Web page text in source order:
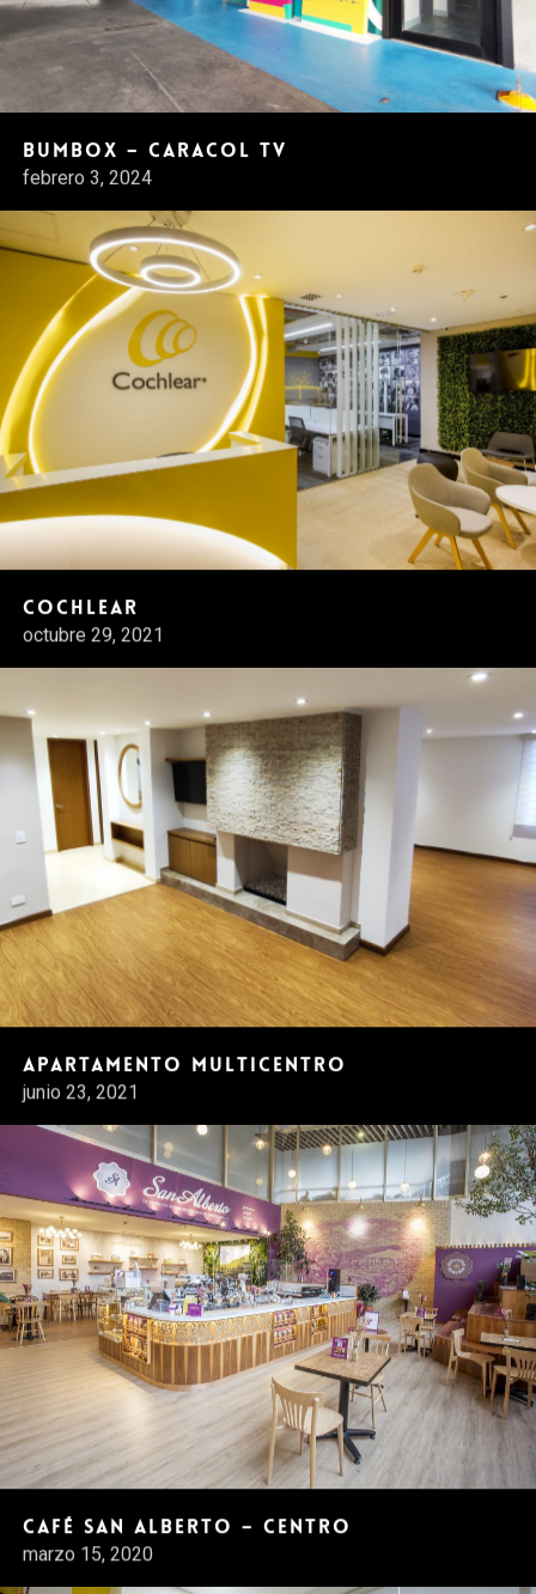
BumBox – Caracol Tv
febrero 3, 2024
Cochlear
octubre 29, 2021
Apartamento Multicentro
junio 23, 2021
Café San Alberto – Centro
marzo 15, 2020